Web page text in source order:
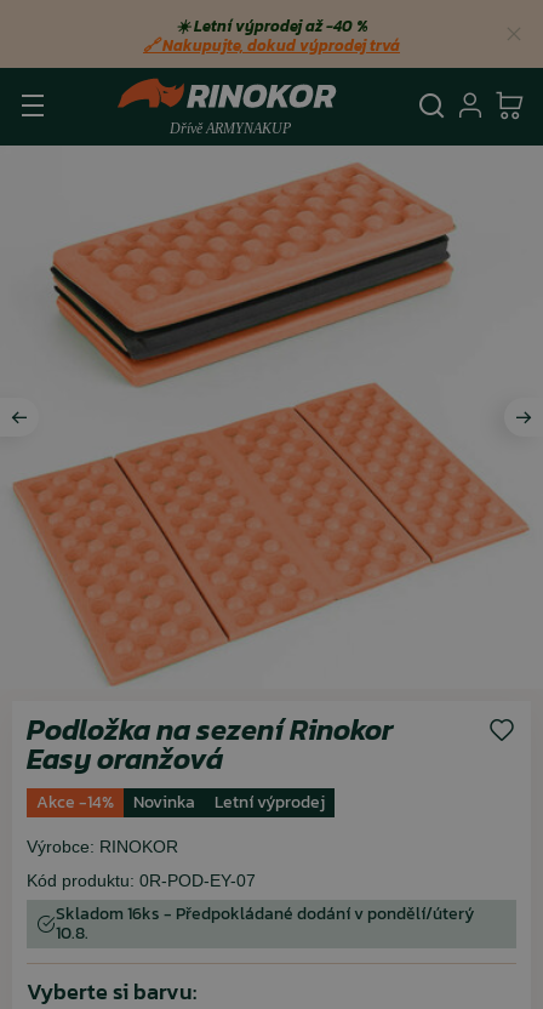
☀️ Letní výprodej až −40 %
🔗 Nakupujte, dokud výprodej trvá
Podložka na sezení Rinokor
Easy oranžová
Akce -14% Novinka Letní výprodej
Výrobce: RINOKOR
Kód produktu: 0R-POD-EY-07
Skladom 16ks - Předpokládané dodání v pondělí/úterý
10.8.
Vyberte si barvu: